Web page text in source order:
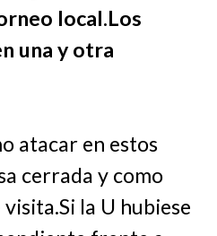
local.Los
una y otra
atacar en estos
cerrada y como
la U hubiese